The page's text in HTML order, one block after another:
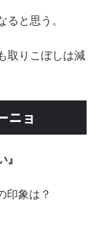
と思う。
取りこぼしは減
ニョ
象は？